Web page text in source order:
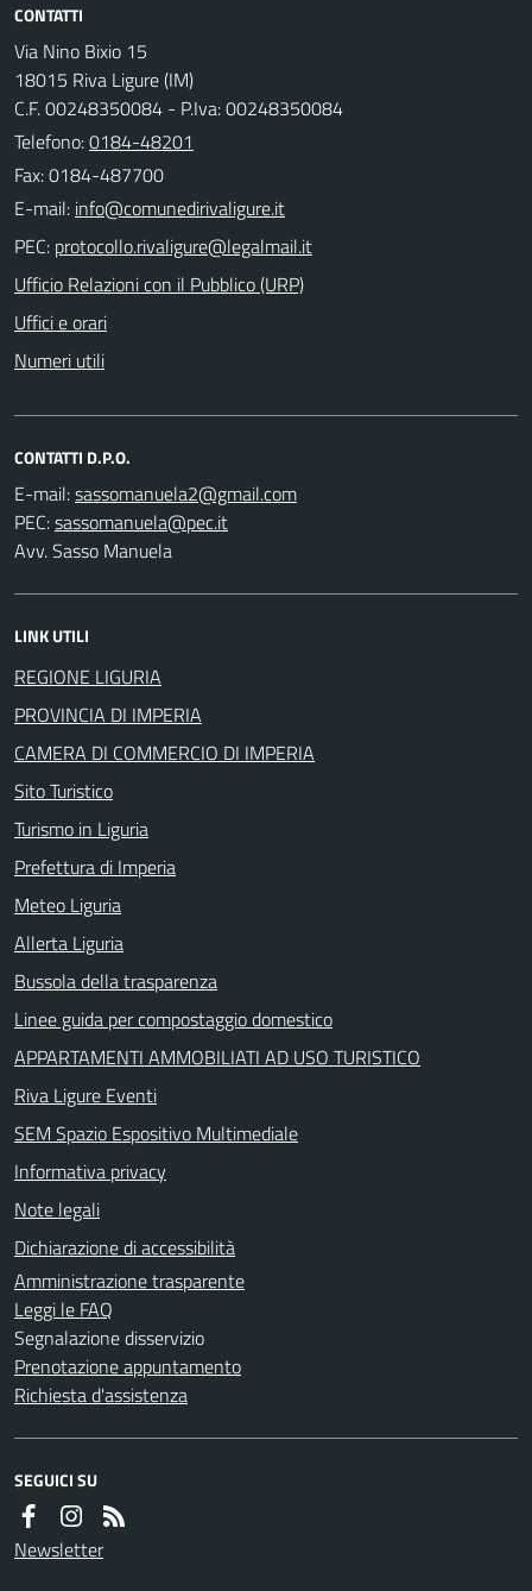
CONTATTI
Via Nino Bixio 15
18015 Riva Ligure (IM)
C.F. 00248350084 - P.Iva: 00248350084
Telefono:0184-48201
Fax: 0184-487700
E-mail:
PEC:
Ufficio Relazioni con il Pubblico (URP)
Uffici e orari
Numeri utili
CONTATTI D.P.O.
E-mail:
PEC:
Avv. Sasso Manuela
LINK UTILI
REGIONE LIGURIA
PROVINCIA DI IMPERIA
CAMERA DI COMMERCIO DI IMPERIA
Sito Turistico
Turismo in Liguria
Prefettura di Imperia
Meteo Liguria
Allerta Liguria
Bussola della trasparenza
Linee guida per compostaggio domestico
APPARTAMENTI AMMOBILIATI AD USO TURISTICO
Riva Ligure Eventi
SEM Spazio Espositivo Multimediale
Informativa privacy
Note legali
Dichiarazione di accessibilità
Amministrazione trasparente
Leggi le FAQ
Segnalazione disservizio
Prenotazione appuntamento
Richiesta d'assistenza
SEGUICI SU
Newsletter